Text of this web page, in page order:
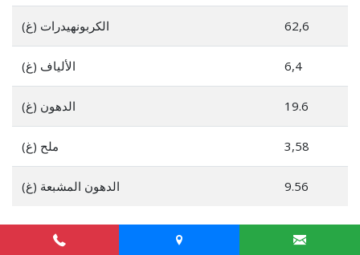
الكربونهيدرات (غ) 62,6
الألياف (غ) 6,4
الدهون (غ) 19.6
ملح (غ) 3,58
الدهون المشبعة (غ) 9.56